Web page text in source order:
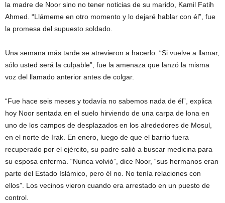
la madre de Noor sino no tener noticias de su marido, Kamil Fatih
Ahmed. “Llámeme en otro momento y lo dejaré hablar con él”, fue
la promesa del supuesto soldado.
Una semana más tarde se atrevieron a hacerlo. “Si vuelve a llamar,
sólo usted será la culpable”, fue la amenaza que lanzó la misma
voz del llamado anterior antes de colgar.
“Fue hace seis meses y todavía no sabemos nada de él”, explica
hoy Noor sentada en el suelo hirviendo de una carpa de lona en
uno de los campos de desplazados en los alrededores de Mosul,
en el norte de Irak. En enero, luego de que el barrio fuera
recuperado por el ejército, su padre salió a buscar medicina para
su esposa enferma. “Nunca volvió”, dice Noor, “sus hermanos eran
parte del Estado Islámico, pero él no. No tenía relaciones con
ellos”. Los vecinos vieron cuando era arrestado en un puesto de
control.